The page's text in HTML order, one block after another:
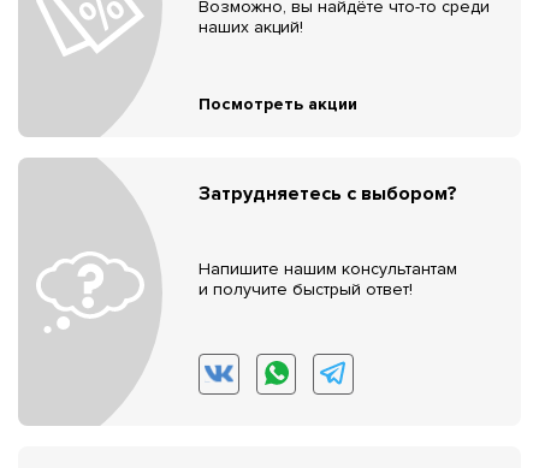
Возможно, вы найдёте что-то среди
наших акций!
Посмотреть акции
Затрудняетесь с выбором?
Напишите нашим консультантам
и получите быстрый ответ!